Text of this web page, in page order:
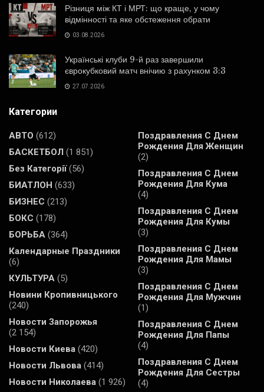
Різниця між КТ і МРТ: що краще, у чому
відмінності та яке обстеження обрати
03.08.2026
Українські клуби 9-й раз завершили
єврокубковий матч внічию з рахунком 3:3
27.07.2026
Категории
АВТО (612)
БАСКЕТБОЛ (1 851)
Без Категорії(56)
БИАТЛОН (633)
БИЗНЕС (213)
БОКС (178)
БОРЬБА (364)
Календарные Праздники
(6)
КУЛЬТУРА (5)
Новини Кропивницького
(240)
Новости Запорожья
(2 154)
Новости Киева (420)
Новости Львова (414)
Новости Николаева (1 926)
Поздравления С Днем
Рождения Для Женщин
(2)
Поздравления С Днем
Рождения Для Кума
(4)
Поздравления С Днем
Рождения Для Кумы
(3)
Поздравления С Днем
Рождения Для Мамы
(3)
Поздравления С Днем
Рождения Для Мужчин
(1)
Поздравления С Днем
Рождения Для Папы
(4)
Поздравления С Днем
Рождения Для Сестры
(4)